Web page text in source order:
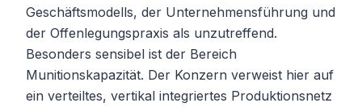
Geschäftsmodells, der Unternehmensführung und
der Offenlegungspraxis als unzutreffend.
Besonders sensibel ist der Bereich
Munitionskapazität. Der Konzern verweist hier auf
ein verteiltes, vertikal integriertes Produktionsnetz